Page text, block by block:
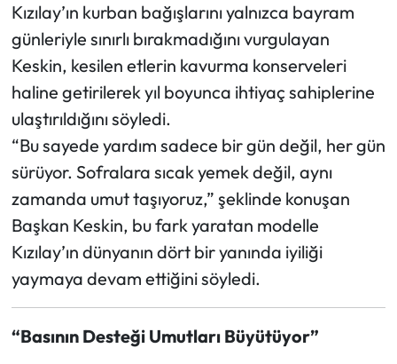
Kızılay’ın kurban bağışlarını yalnızca bayram
günleriyle sınırlı bırakmadığını vurgulayan
Keskin, kesilen etlerin kavurma konserveleri
haline getirilerek yıl boyunca ihtiyaç sahiplerine
ulaştırıldığını söyledi.
“Bu sayede yardım sadece bir gün değil, her gün
sürüyor. Sofralara sıcak yemek değil, aynı
zamanda umut taşıyoruz,” şeklinde konuşan
Başkan Keskin, bu fark yaratan modelle
Kızılay’ın dünyanın dört bir yanında iyiliği
yaymaya devam ettiğini söyledi.
“Basının Desteği Umutları Büyütüyor”